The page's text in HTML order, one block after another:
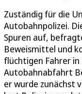
Zuständig für die
Autobahnpolizei.
Spuren auf,
Beweismittel und
flüchtigen Fahrer in
Autobahnabfahrt
er wurde zunächst